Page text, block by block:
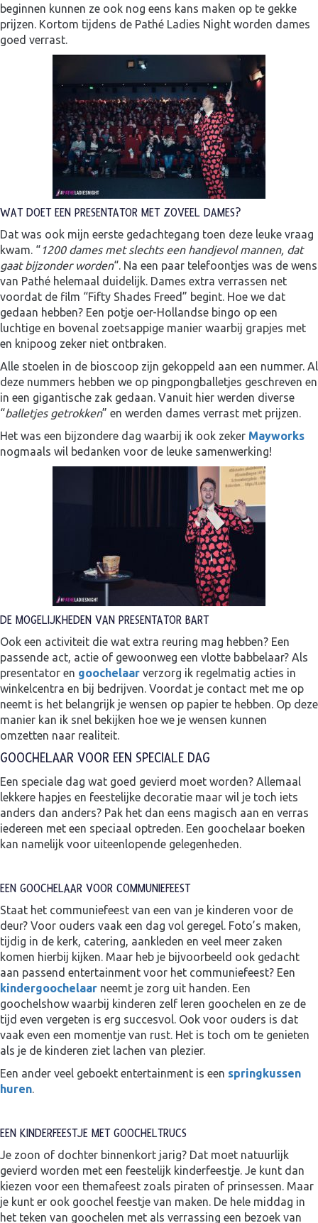
beginnen kunnen ze ook nog eens kans maken op te gekke
prijzen. Kortom tijdens de Pathé Ladies Night worden dames
goed verrast.
WAT DOET EEN PRESENTATOR MET ZOVEEL DAMES?
Dat was ook mijn eerste gedachtegang toen deze leuke vraag
kwam. “1200 dames met slechts een handjevol mannen, dat
gaat bijzonder worden“. Na een paar telefoontjes was de wens
van Pathé helemaal duidelijk. Dames extra verrassen net
voordat de film “Fifty Shades Freed” begint. Hoe we dat
gedaan hebben? Een potje oer-Hollandse bingo op een
luchtige en bovenal zoetsappige manier waarbij grapjes met
en knipoog zeker niet ontbraken.
Alle stoelen in de bioscoop zijn gekoppeld aan een nummer. Al
deze nummers hebben we op pingpongballetjes geschreven en
in een gigantische zak gedaan. Vanuit hier werden diverse
“balletjes getrokken” en werden dames verrast met prijzen.
Het was een bijzondere dag waarbij ik ook zeker Mayworks
nogmaals wil bedanken voor de leuke samenwerking!
DE MOGELIJKHEDEN VAN PRESENTATOR BART
Ook een activiteit die wat extra reuring mag hebben? Een
passende act, actie of gewoonweg een vlotte babbelaar? Als
presentator en goochelaar verzorg ik regelmatig acties in
winkelcentra en bij bedrijven. Voordat je contact met me op
neemt is het belangrijk je wensen op papier te hebben. Op deze
manier kan ik snel bekijken hoe we je wensen kunnen
omzetten naar realiteit.
GOOCHELAAR VOOR EEN SPECIALE DAG
Een speciale dag wat goed gevierd moet worden? Allemaal
lekkere hapjes en feestelijke decoratie maar wil je toch iets
anders dan anders? Pak het dan eens magisch aan en verras
iedereen met een speciaal optreden. Een goochelaar boeken
kan namelijk voor uiteenlopende gelegenheden.
EEN GOOCHELAAR VOOR COMMUNIEFEEST
Staat het communiefeest van een van je kinderen voor de
deur? Voor ouders vaak een dag vol geregel. Foto’s maken,
tijdig in de kerk, catering, aankleden en veel meer zaken
komen hierbij kijken. Maar heb je bijvoorbeeld ook gedacht
aan passend entertainment voor het communiefeest? Een
kindergoochelaar neemt je zorg uit handen. Een
goochelshow waarbij kinderen zelf leren goochelen en ze de
tijd even vergeten is erg succesvol. Ook voor ouders is dat
vaak even een momentje van rust. Het is toch om te genieten
als je de kinderen ziet lachen van plezier.
Een ander veel geboekt entertainment is een springkussen
huren.
EEN KINDERFEESTJE MET GOOCHELTRUCS
Je zoon of dochter binnenkort jarig? Dat moet natuurlijk
gevierd worden met een feestelijk kinderfeestje. Je kunt dan
kiezen voor een themafeest zoals piraten of prinsessen. Maar
je kunt er ook goochel feestje van maken. De hele middag in
het teken van goochelen met als verrassing een bezoek van